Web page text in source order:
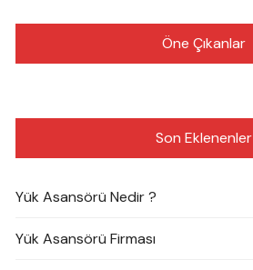
Öne Çıkanlar
Son Eklenenler
Yük Asansörü Nedir ?
Yük Asansörü Firması